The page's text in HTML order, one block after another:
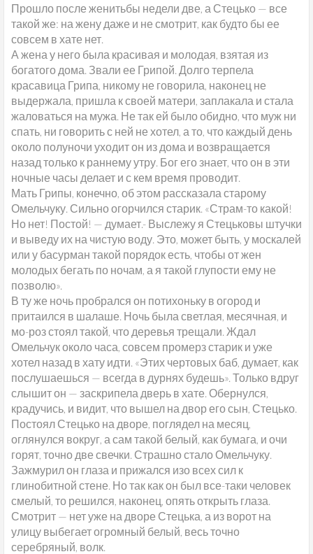
Прошло после женитьбы недели две, а Стецько — все
такой же: на жену даже и не смотрит, как будто бы ее
совсем в хате нет.
А жена у него была красивая и молодая, взятая из
богатого дома. Звали ее Грипой. Долго терпела
красавица Грипа, никому не говорила, наконец не
выдержала, пришла к своей матери, заплакала и стала
жаловаться на мужа. Не так ей было обидно, что муж ни
спать, ни говорить с ней не хотел, а то, что каждый день
около полуночи уходит он из дома и возвращается
назад только к раннему утру. Бог его знает, что он в эти
ночные часы делает и с кем время проводит.
Мать Грипы, конечно, об этом рассказала старому
Омельчуку. Сильно огорчился старик. «Страм-то какой!
Но нет! Постой! — думает.- Выслежу я Стецьковы штучки
и выведу их на чистую воду. Это, может быть, у москалей
или у басурман такой порядок есть, чтобы от жен
молодых бегать по ночам, а я такой глупости ему не
позволю».
В ту же ночь пробрался он потихоньку в огород и
притаился в шалаше. Ночь была светлая, месячная, и
мо-роз стоял такой, что деревья трещали. Ждал
Омельчук около часа, совсем промерз старик и уже
хотел назад в хату идти. «Этих чертовых баб, думает, как
послушаешься — всегда в дурнях будешь». Только вдруг
слышит он — заскрипела дверь в хате. Обернулся,
крадучись, и видит, что вышел на двор его сын, Стецько.
Постоял Стецько на дворе, поглядел на месяц,
оглянулся вокруг, а сам такой белый, как бумага, и очи
горят, точно две свечки. Страшно стало Омельчуку.
Зажмурил он глаза и прижался изо всех сил к
глинобитной стене. Но так как он был все-таки человек
смелый, то решился, наконец, опять открыть глаза.
Смотрит — нет уже на дворе Стецька, а из ворот на
улицу выбегает огромный белый, весь точно
серебряный, волк.